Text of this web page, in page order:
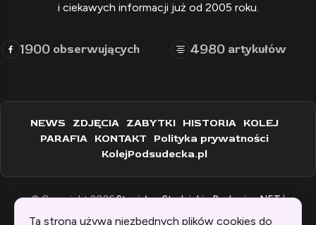
i ciekawych informacji już od 2005 roku.
1900 obserwujących 4980 artykułów
NEWS ZDJĘCIA ZABYTKI HISTORIA KOLEJ
PARAFIA KONTAKT Polityka prywatności
KolejPodsudecka.pl
© Copyright 2026Stanisław Stadnicki - Raclawice.NET|
Ta strona używa niezbędnych plików cookies do